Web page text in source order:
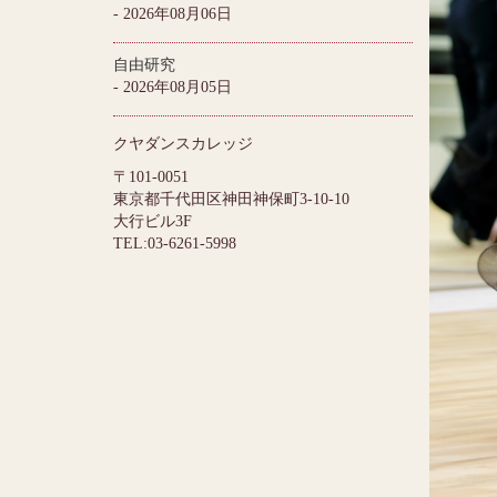
- 2026年08月06日
自由研究
- 2026年08月05日
クヤダンスカレッジ
〒101-0051
東京都千代田区神田神保町3-10-10
大行ビル3F
TEL:03-6261-5998